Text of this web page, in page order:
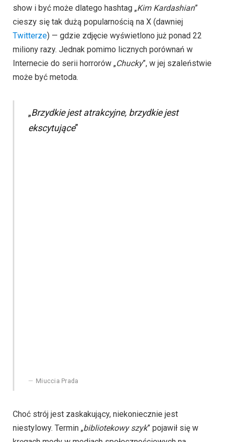
show i być może dlatego hashtag „Kim Kardashian”
cieszy się tak dużą popularnością na X (dawniej
Twitterze) — gdzie zdjęcie wyświetlono już ponad 22
miliony razy. Jednak pomimo licznych porównań w
Internecie do serii horrorów „Chucky”, w jej szaleństwie
może być metoda.
„Brzydkie jest atrakcyjne, brzydkie jest
ekscytujące”
Miuccia Prada
Choć strój jest zaskakujący, niekoniecznie jest
niestylowy. Termin „bibliotekowy szyk” pojawił się w